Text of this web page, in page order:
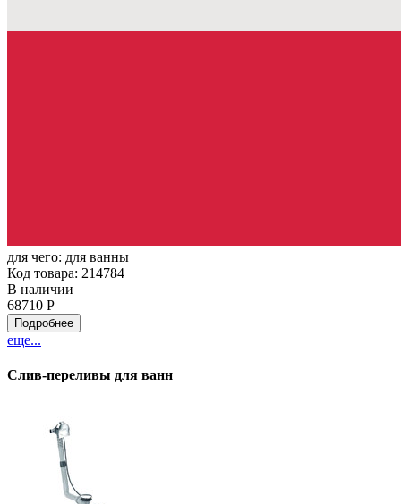
для чего: для ванны
Код товара: 214784
В наличии
68710 Р
Подробнее
еще...
Слив-переливы для ванн